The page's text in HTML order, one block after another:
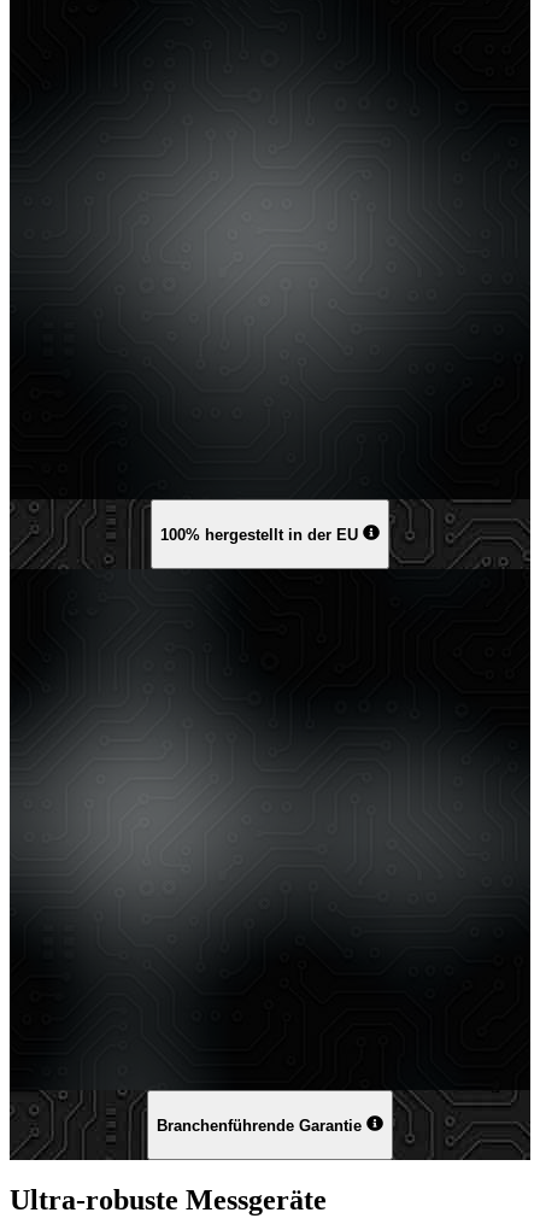
100% hergestellt in der EU
Branchenführende Garantie
Ultra-robuste Messgeräte